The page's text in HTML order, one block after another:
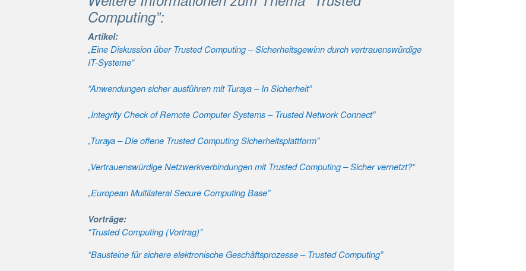
Computing”:
Artikel:
„Eine Diskussion über Trusted Computing – Sicherheitsgewinn durch vertrauenswürdige
IT-Systeme“
“Anwendungen sicher ausführen mit Turaya – In Sicherheit”
„Integrity Check of Remote Computer Systems – Trusted Network Connect”
„Turaya – Die offene Trusted Computing Sicherheitsplattform”
„Vertrauenswürdige Netzwerkverbindungen mit Trusted Computing – Sicher vernetzt?“
„European Multilateral Secure Computing Base”
Vorträge:
“Trusted Computing (Vortrag)”
“Bausteine für sichere elektronische Geschäftsprozesse – Trusted Computing”